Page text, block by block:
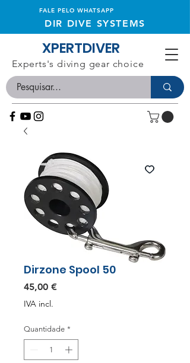
FALE PELO WHATSAPP
DIR DIVE SYSTEMS
XPERTDIVER
Experts's diving gear choice
Dirzone Spool 50
45,00 €
IVA incl.
Quantidade *